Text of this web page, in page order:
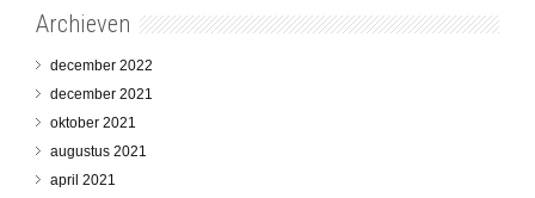
Archieven
december 2022
december 2021
oktober 2021
augustus 2021
april 2021